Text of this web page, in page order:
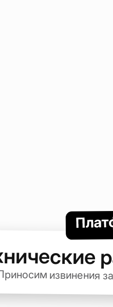
извинения